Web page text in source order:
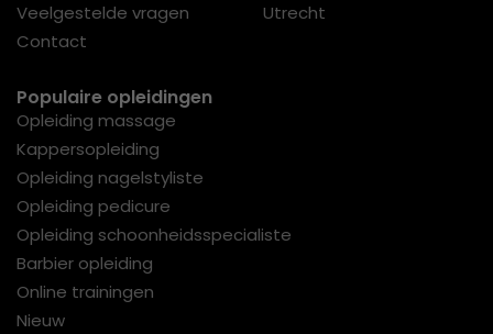
Veelgestelde vragen
Contact
Utrecht
Populaire opleidingen
Opleiding massage
Kappersopleiding
Opleiding nagelstyliste
Opleiding pedicure
Opleiding schoonheidsspecialiste
Barbier opleiding
Online trainingen
Nieuw